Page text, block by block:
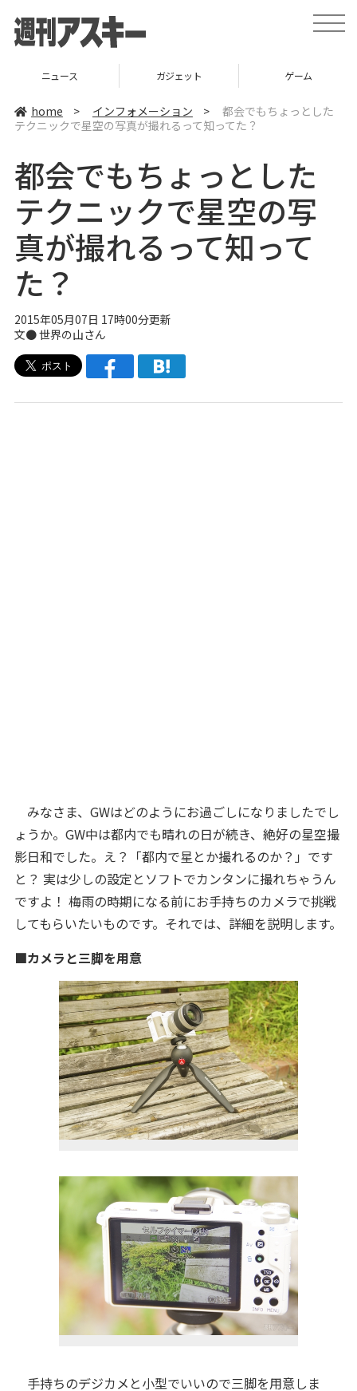
t
o
v
ニュース ガジェット ゲーム
home > インフォメーション >
都会でもちょっとした
テクニックで星空の写真が撮れるって知ってた？
都会でもちょっとした
テクニックで星空の写
真が撮れるって知って
た？
2015年05月07日 17時00分更新
文● 世界の山さん
みなさま、GWはどのようにお過ごしになりましたでし
ょうか。GW中は都内でも晴れの日が続き、絶好の星空撮
影日和でした。え？「都内で星とか撮れるのか？」です
と？ 実は少しの設定とソフトでカンタンに撮れちゃうん
ですよ！ 梅雨の時期になる前にお手持ちのカメラで挑戦
してもらいたいものです。それでは、詳細を説明します。
■カメラと三脚を用意
手持ちのデジカメと小型でいいので三脚を用意しま